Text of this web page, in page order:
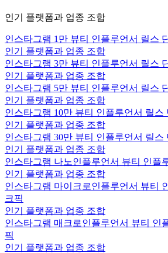
인기 플랫폼과 업종 조합
인스타그램 1만 뷰티 인플루언서 릴스
인기 플랫폼과 업종 조합
인스타그램 3만 뷰티 인플루언서 릴스
인기 플랫폼과 업종 조합
인스타그램 5만 뷰티 인플루언서 릴스
인기 플랫폼과 업종 조합
인스타그램 10만 뷰티 인플루언서 릴스
인기 플랫폼과 업종 조합
인스타그램 30만 뷰티 인플루언서 릴스
인기 플랫폼과 업종 조합
인스타그램 나노인플루언서 뷰티 인플
인기 플랫폼과 업종 조합
인스타그램 마이크로인플루언서 뷰티
크픽
인기 플랫폼과 업종 조합
인스타그램 매크로인플루언서 뷰티 인
픽
인기 플랫폼과 업종 조합